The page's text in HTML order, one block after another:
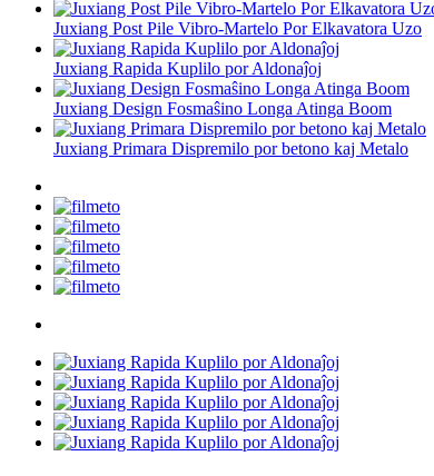
Juxiang Post Pile Vibro-Martelo Por Elkavatora Uzo
Juxiang Rapida Kuplilo por Aldonaĵoj
Juxiang Design Fosmaŝino Longa Atinga Boom
Juxiang Primara Dispremilo por betono kaj Metalo